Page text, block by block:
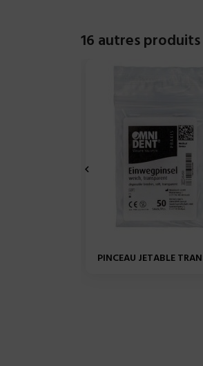
16 autres
PINCEAU JETABLE
